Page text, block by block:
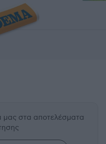
μας στα αποτελέσματα